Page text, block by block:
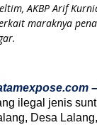
AKBP Arif
maraknya
–
ilegal jenis
Desa